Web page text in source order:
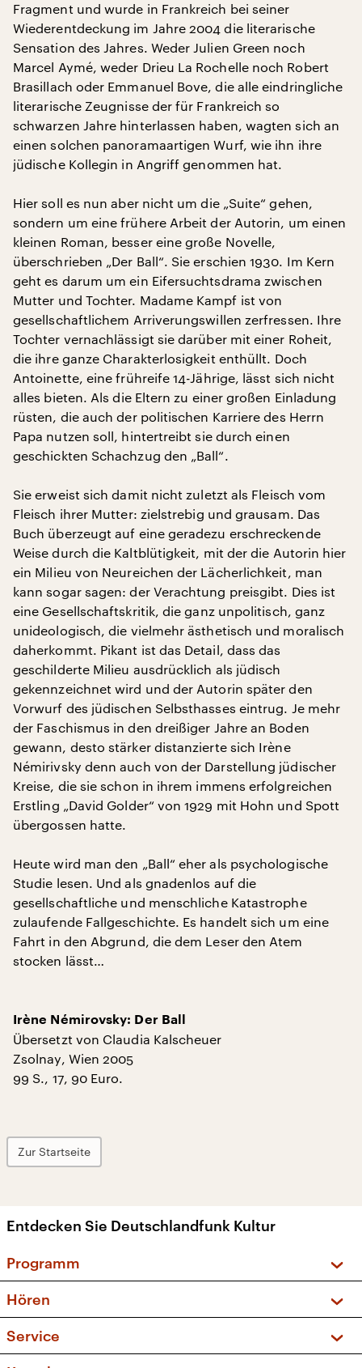
Fragment und wurde in Frankreich bei seiner
Wiederentdeckung im Jahre 2004 die literarische
Sensation des Jahres. Weder Julien Green noch
Marcel Aymé, weder Drieu La Rochelle noch Robert
Brasillach oder Emmanuel Bove, die alle eindringliche
literarische Zeugnisse der für Frankreich so
schwarzen Jahre hinterlassen haben, wagten sich an
einen solchen panoramaartigen Wurf, wie ihn ihre
jüdische Kollegin in Angriff genommen hat.
Hier soll es nun aber nicht um die „Suite“ gehen,
sondern um eine frühere Arbeit der Autorin, um einen
kleinen Roman, besser eine große Novelle,
überschrieben „Der Ball“. Sie erschien 1930. Im Kern
geht es darum um ein Eifersuchtsdrama zwischen
Mutter und Tochter. Madame Kampf ist von
gesellschaftlichem Arriverungswillen zerfressen. Ihre
Tochter vernachlässigt sie darüber mit einer Roheit,
die ihre ganze Charakterlosigkeit enthüllt. Doch
Antoinette, eine frühreife 14-Jährige, lässt sich nicht
alles bieten. Als die Eltern zu einer großen Einladung
rüsten, die auch der politischen Karriere des Herrn
Papa nutzen soll, hintertreibt sie durch einen
geschickten Schachzug den „Ball“.
Sie erweist sich damit nicht zuletzt als Fleisch vom
Fleisch ihrer Mutter: zielstrebig und grausam. Das
Buch überzeugt auf eine geradezu erschreckende
Weise durch die Kaltblütigkeit, mit der die Autorin hier
ein Milieu von Neureichen der Lächerlichkeit, man
kann sogar sagen: der Verachtung preisgibt. Dies ist
eine Gesellschaftskritik, die ganz unpolitisch, ganz
unideologisch, die vielmehr ästhetisch und moralisch
daherkommt. Pikant ist das Detail, dass das
geschilderte Milieu ausdrücklich als jüdisch
gekennzeichnet wird und der Autorin später den
Vorwurf des jüdischen Selbsthasses eintrug. Je mehr
der Faschismus in den dreißiger Jahre an Boden
gewann, desto stärker distanzierte sich Irène
Némirivsky denn auch von der Darstellung jüdischer
Kreise, die sie schon in ihrem immens erfolgreichen
Erstling „David Golder“ von 1929 mit Hohn und Spott
übergossen hatte.
Heute wird man den „Ball“ eher als psychologische
Studie lesen. Und als gnadenlos auf die
gesellschaftliche und menschliche Katastrophe
zulaufende Fallgeschichte. Es handelt sich um eine
Fahrt in den Abgrund, die dem Leser den Atem
stocken lässt…
Irène Némirovsky: Der Ball
Übersetzt von Claudia Kalscheuer
Zsolnay, Wien 2005
99 S., 17, 90 Euro.
Zur Startseite
Entdecken Sie Deutschlandfunk Kultur
Programm
Sendungen und Podcasts
Musikliste
Hören
Frequenzen (UKW + DAB+)
Service